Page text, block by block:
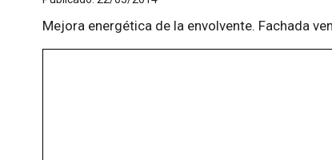
Mejora energética de la envolvente. Fachada